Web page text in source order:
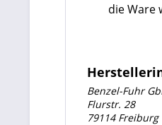
die Ware
Benzel-Fuhr
Flurstr. 28
79114 Freiburg